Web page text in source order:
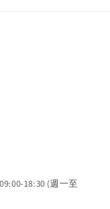
18:30 (週一至